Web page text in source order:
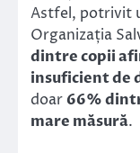
Astfel, potrivit
Organizația
dintre copii
insuficient de
doar66%
mare măsură.